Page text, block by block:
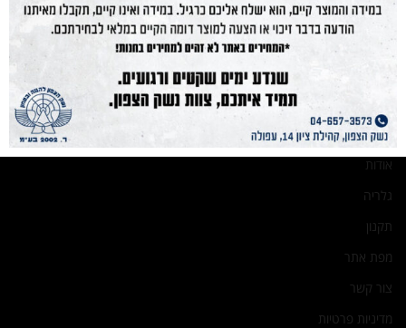
חנות מוצרים
תחמושת
בלוג
אודות
גלריה
תקנון
מפת אתר
צור קשר
מדיניות פרטיות